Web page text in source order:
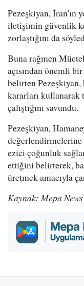
Pezeşkiyan, İran'ın
iletişimin güvenlik
zorlaştığını da
Buna rağmen
açısından önemli
belirten Pezeşkiyan,
kararları kullanarak
çalıştığını savundu.
Pezeşkiyan,
ezici çoğunluk
ettiğini belirterek,
üretmek amacıyla
Kaynak: Mepa News